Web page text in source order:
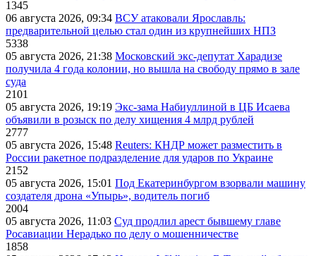
1345
06 августа 2026, 09:34 ВСУ атаковали Ярославль:
предварительной целью стал один из крупнейших НПЗ
5338
05 августа 2026, 21:38 Московский экс-депутат Харадизе
получила 4 года колонии, но вышла на свободу прямо в зале
суда
2101
05 августа 2026, 19:19 Экс-зама Набиуллиной в ЦБ Исаева
объявили в розыск по делу хищения 4 млрд рублей
2777
05 августа 2026, 15:48 Reuters: КНДР может разместить в
России ракетное подразделение для ударов по Украине
2152
05 августа 2026, 15:01 Под Екатеринбургом взорвали машину
создателя дрона «Упырь», водитель погиб
2004
05 августа 2026, 11:03 Суд продлил арест бывшему главе
Росавиации Нерадько по делу о мошенничестве
1858